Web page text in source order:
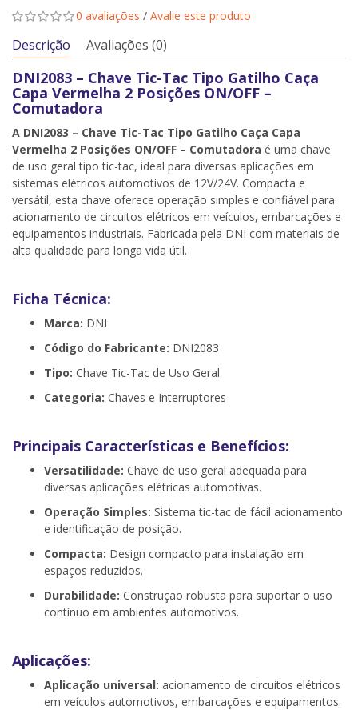
0 avaliações / Avalie este produto
Descrição Avaliações (0)
DNI2083 – Chave Tic-Tac Tipo Gatilho Caça
Capa Vermelha 2 Posições ON/OFF –
Comutadora
A DNI2083 – Chave Tic-Tac Tipo Gatilho Caça Capa
Vermelha 2 Posições ON/OFF – Comutadora é uma chave
de uso geral tipo tic-tac, ideal para diversas aplicações em
sistemas elétricos automotivos de 12V/24V. Compacta e
versátil, esta chave oferece operação simples e confiável para
acionamento de circuitos elétricos em veículos, embarcações e
equipamentos industriais. Fabricada pela DNI com materiais de
alta qualidade para longa vida útil.
Ficha Técnica:
Marca: DNI
Código do Fabricante: DNI2083
Tipo: Chave Tic-Tac de Uso Geral
Categoria: Chaves e Interruptores
Principais Características e Benefícios:
Versatilidade: Chave de uso geral adequada para
diversas aplicações elétricas automotivas.
Operação Simples: Sistema tic-tac de fácil acionamento
e identificação de posição.
Compacta: Design compacto para instalação em
espaços reduzidos.
Durabilidade: Construção robusta para suportar o uso
contínuo em ambientes automotivos.
Aplicações:
Aplicação universal: acionamento de circuitos elétricos
em veículos automotivos, embarcações e equipamentos.